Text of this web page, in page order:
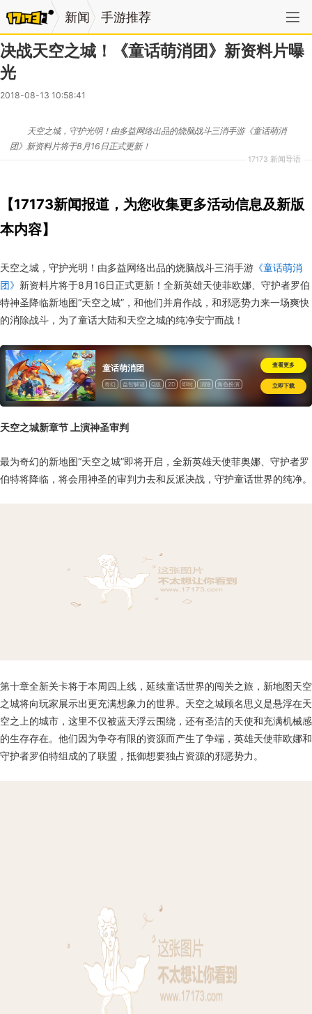
新闻 手游推荐
决战天空之城！《童话萌消团》新资料片曝
光
2018-08-13 10:58:41
17173 新闻导语
天空之城，守护光明！由多益网络出品的烧脑战斗三消手游《童话萌消
团》新资料片将于8月16日正式更新！
【17173新闻报道，为您收集更多活动信息及新版
本内容】
天空之城，守护光明！由多益网络出品的烧脑战斗三消手游 《童话萌消
团》 新资料片将于8月16日正式更新！全新英雄天使菲欧娜、守护者罗伯
特神圣降临新地图“天空之城”，和他们并肩作战，和邪恶势力来一场爽快
的消除战斗，为了童话大陆和天空之城的纯净安宁而战！
童话萌消团
奇幻 益智解谜 Q版 2D 即时 消除
角色扮演
查看更多
立即下载
天空之城新章节 上演神圣审判
最为奇幻的新地图“天空之城”即将开启，全新英雄天使菲奥娜、守护者罗
伯特将降临，将会用神圣的审判力去和反派决战，守护童话世界的纯净。
第十章全新关卡将于本周四上线，延续童话世界的闯关之旅，新地图天空
之城将向玩家展示出更充满想象力的世界。天空之城顾名思义是悬浮在天
空之上的城市，这里不仅被蓝天浮云围绕，还有圣洁的天使和充满机械感
的生存存在。他们因为争夺有限的资源而产生了争端，英雄天使菲欧娜和
守护者罗伯特组成的了联盟，抵御想要独占资源的邪恶势力。